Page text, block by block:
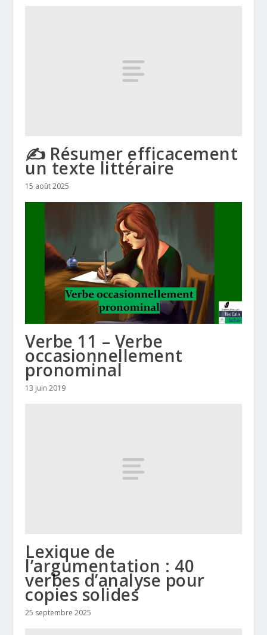
✍️ Résumer efficacement
un texte littéraire
15 août 2025
Verbe 11 – Verbe
occasionnellement
pronominal
13 juin 2019
Lexique de
l’argumentation : 40
verbes d’analyse pour
copies solides
25 septembre 2025